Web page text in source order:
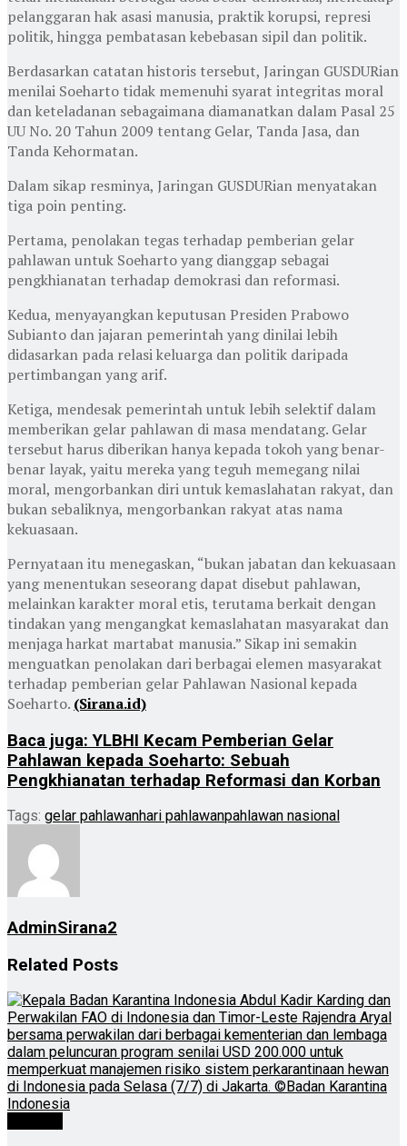
pelanggaran hak asasi manusia, praktik korupsi, represi
politik, hingga pembatasan kebebasan sipil dan politik.
Berdasarkan catatan historis tersebut, Jaringan GUSDURian
menilai Soeharto tidak memenuhi syarat integritas moral
dan keteladanan sebagaimana diamanatkan dalam Pasal 25
UU No. 20 Tahun 2009 tentang Gelar, Tanda Jasa, dan
Tanda Kehormatan.
Dalam sikap resminya, Jaringan GUSDURian menyatakan
tiga poin penting.
Pertama, penolakan tegas terhadap pemberian gelar
pahlawan untuk Soeharto yang dianggap sebagai
pengkhianatan terhadap demokrasi dan reformasi.
Kedua, menyayangkan keputusan Presiden Prabowo
Subianto dan jajaran pemerintah yang dinilai lebih
didasarkan pada relasi keluarga dan politik daripada
pertimbangan yang arif.
Ketiga, mendesak pemerintah untuk lebih selektif dalam
memberikan gelar pahlawan di masa mendatang. Gelar
tersebut harus diberikan hanya kepada tokoh yang benar-
benar layak, yaitu mereka yang teguh memegang nilai
moral, mengorbankan diri untuk kemaslahatan rakyat, dan
bukan sebaliknya, mengorbankan rakyat atas nama
kekuasaan.
Pernyataan itu menegaskan, “bukan jabatan dan kekuasaan
yang menentukan seseorang dapat disebut pahlawan,
melainkan karakter moral etis, terutama berkait dengan
tindakan yang mengangkat kemaslahatan masyarakat dan
menjaga harkat martabat manusia.” Sikap ini semakin
menguatkan penolakan dari berbagai elemen masyarakat
terhadap pemberian gelar Pahlawan Nasional kepada
Soeharto. (Sirana.id)
Baca juga: YLBHI Kecam Pemberian Gelar
Pahlawan kepada Soeharto: Sebuah
Pengkhianatan terhadap Reformasi dan Korban
Tags: gelar pahlawanhari pahlawanpahlawan nasional
AdminSirana2
Related Posts